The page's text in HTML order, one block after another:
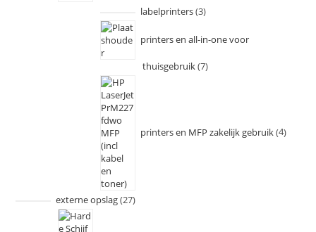
labelprinters 3
printers en all-in-one voor
thuisgebruik 7
printers en MFP zakelijk gebruik 4
externe opslag 27